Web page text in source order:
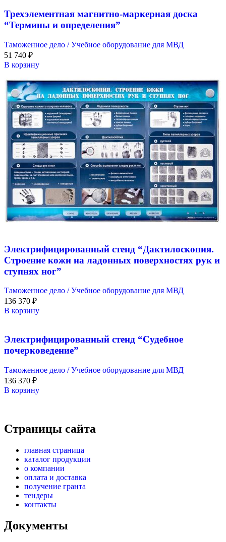
Трехэлементная магнитно-маркерная доска
“Термины и определения”
Таможенное дело / Учебное оборудование для МВД
51 740 ₽
В корзину
Электрифицированный стенд “Дактилоскопия.
Строение кожи на ладонных поверхностях рук и
ступнях ног”
Таможенное дело / Учебное оборудование для МВД
136 370 ₽
В корзину
Электрифицированный стенд “Судебное
почерковедение”
Таможенное дело / Учебное оборудование для МВД
136 370 ₽
В корзину
Страницы сайта
главная страница
каталог продукции
о компании
оплата и доставка
получение гранта
тендеры
контакты
Документы